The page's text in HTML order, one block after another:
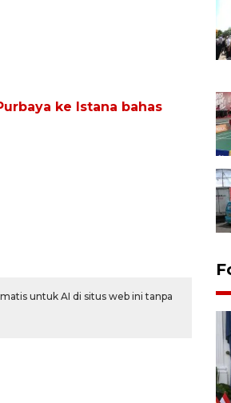
ke Istana bahas
untuk AI di situs web ini tanpa